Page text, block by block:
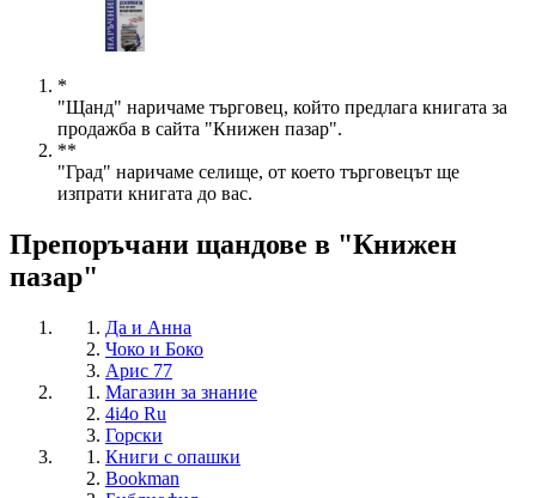
*
"Щанд" наричаме търговец, който предлага книгата за
продажба в сайта "Книжен пазар".
**
"Град" наричаме селище, от което търговецът ще
изпрати книгата до вас.
Препоръчани щандове в "Книжен
пазар"
Да и Анна
Чоко и Боко
Арис 77
Магазин за знание
4i4o Ru
Горски
Книги с опашки
Bookman